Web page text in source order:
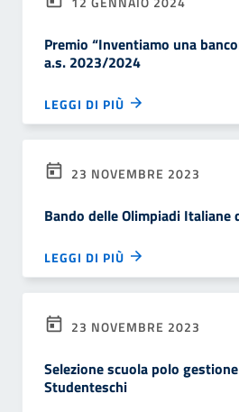
Premio “Inventiamo una
a.s. 2023/2024
LEGGI DI PIÙ
23 NOVEMBRE 2023
Bando delle Olimpiadi
LEGGI DI PIÙ
23 NOVEMBRE 2023
Selezione scuola polo
Studenteschi